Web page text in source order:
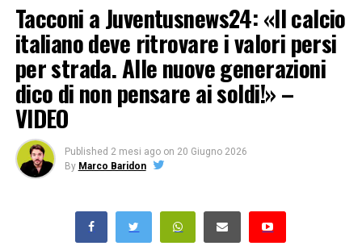
Tacconi a Juventusnews24: «Il calcio
italiano deve ritrovare i valori persi
per strada. Alle nuove generazioni
dico di non pensare ai soldi!» –
VIDEO
Published 2 mesi ago on 20 Giugno 2026
By Marco Baridon